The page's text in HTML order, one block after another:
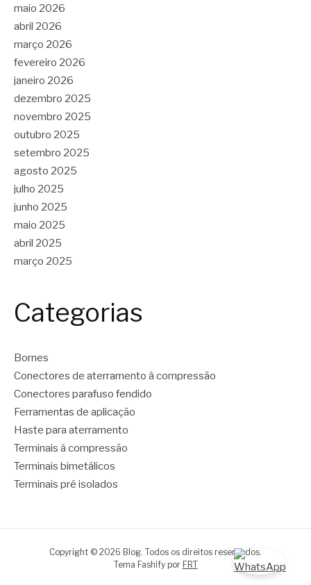
maio 2026
abril 2026
março 2026
fevereiro 2026
janeiro 2026
dezembro 2025
novembro 2025
outubro 2025
setembro 2025
agosto 2025
julho 2025
junho 2025
maio 2025
abril 2025
março 2025
Categorias
Bornes
Conectores de aterramento à compressão
Conectores parafuso fendido
Ferramentas de aplicação
Haste para aterramento
Terminais à compressão
Terminais bimetálicos
Terminais pré isolados
Copyright © 2026 Blog. Todos os direitos reservados.
Tema Fashify por FRT